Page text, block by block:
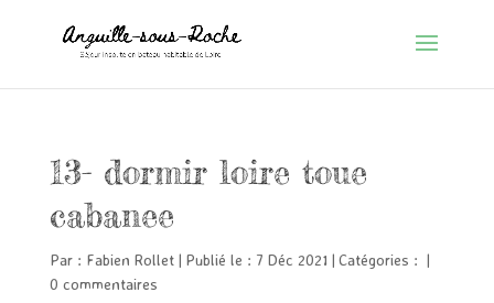
13- dormir loire toue
cabanee
Par : Fabien Rollet | Publié le : 7 Déc 2021 | Catégories : |
0 commentaires